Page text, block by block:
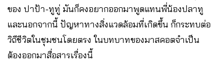
ของ ปาป้า-ทูทู่ มันก็คงอยากออกมาพูดแทนพี่น้องปลาทู
และนอกจากนี้ ปัญหาทางสิ่งแวดล้อมที่เกิดขึ้น ก็กระทบต่อ
วิถีชีวิตในชุมชนโดยตรง ในบทบาทของมาสคอตจำเป็น
ต้องออกมาสื่อสารเรื่องนี้